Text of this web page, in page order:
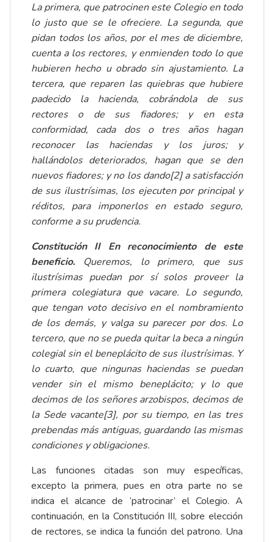
La primera, que patrocinen este Colegio en todo
lo justo que se le ofreciere. La segunda, que
pidan todos los años, por el mes de diciembre,
cuenta a los rectores, y enmienden todo lo que
hubieren hecho u obrado sin ajustamiento. La
tercera, que reparen las quiebras que hubiere
padecido la hacienda, cobrándola de sus
rectores o de sus fiadores; y en esta
conformidad, cada dos o tres años hagan
reconocer las haciendas y los juros; y
hallándolos deteriorados, hagan que se den
nuevos fiadores; y no los dando[2]a satisfacción
de sus ilustrísimas, los ejecuten por principal y
réditos, para imponerlos en estado seguro,
conforme a su prudencia.
Constitución II En reconocimiento de este
beneficio. Queremos, lo primero, que sus
ilustrísimas puedan por sí solos proveer la
primera colegiatura que vacare. Lo segundo,
que tengan voto decisivo en el nombramiento
de los demás, y valga su parecer por dos. Lo
tercero, que no se pueda quitar la beca a ningún
colegial sin el beneplácito de sus ilustrísimas. Y
lo cuarto, que ningunas haciendas se puedan
vender sin el mismo beneplácito; y lo que
decimos de los señores arzobispos, decimos de
la Sede vacante[3], por su tiempo, en las tres
prebendas más antiguas, guardando las mismas
condiciones y obligaciones.
Las funciones citadas son muy específicas,
excepto la primera, pues en otra parte no se
indica el alcance de ‘patrocinar’ el Colegio. A
continuación, en la Constitución III, sobre elección
de rectores, se indica la función del patrono. Una